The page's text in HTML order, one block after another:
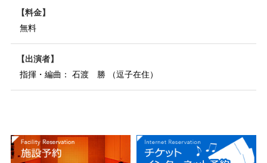
料金
無料
出演者
指揮・編曲： 石渡 勝 （逗子在住）